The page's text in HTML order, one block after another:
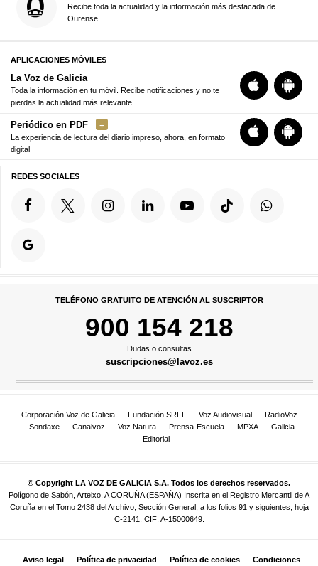
Recibe toda la actualidad y la información más destacada de
Ourense
APLICACIONES MÓVILES
La Voz de Galicia
Toda la información en tu móvil. Recibe notificaciones y no te
pierdas la actualidad más relevante
Periódico en PDF
La experiencia de lectura del diario impreso, ahora, en formato
digital
REDES SOCIALES
TELÉFONO GRATUITO DE ATENCIÓN AL SUSCRIPTOR
900 154 218
Dudas o consultas
suscripciones@lavoz.es
Corporación Voz de Galicia Fundación SRFL Voz Audiovisual
RadioVoz
Sondaxe
Canalvoz Voz Natura Prensa-Escuela MPXA
Galicia
Editorial
© Copyright LA VOZ DE GALICIA S.A. Todos los derechos reservados.
Polígono de Sabón, Arteixo, A CORUÑA (ESPAÑA) Inscrita en el Registro Mercantil de A
Coruña en el Tomo 2438 del Archivo, Sección General, a los folios 91 y siguientes, hoja
C-2141. CIF: A-15000649.
Aviso legal Política de privacidad Política de cookies Condiciones